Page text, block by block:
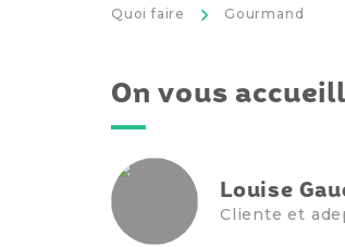
Quoi faire >
Gourmand
On vous
Louise
Cliente et